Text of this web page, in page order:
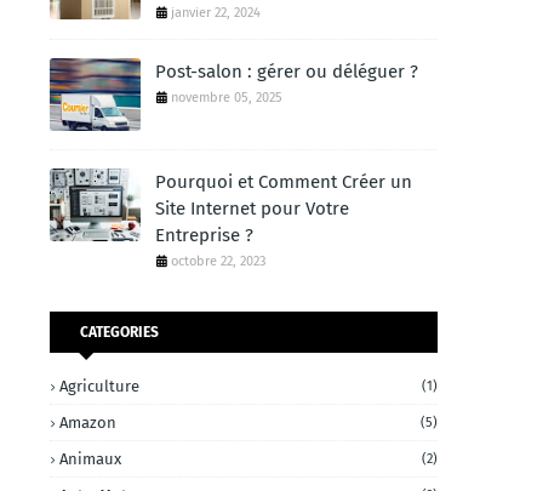
janvier 22, 2024
Post-salon : gérer ou déléguer ?
novembre 05, 2025
Pourquoi et Comment Créer un
Site Internet pour Votre
Entreprise ?
octobre 22, 2023
CATEGORIES
Agriculture (1)
Amazon (5)
Animaux (2)